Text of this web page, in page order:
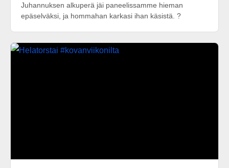
Juhannuksen alkuperä jäi paneelissamme hieman
epäselväksi, ja hommahan karkasi ihan käsistä. ?